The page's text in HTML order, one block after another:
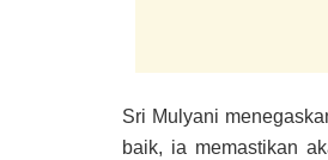
Sri Mulyani
baik, ia memastikan